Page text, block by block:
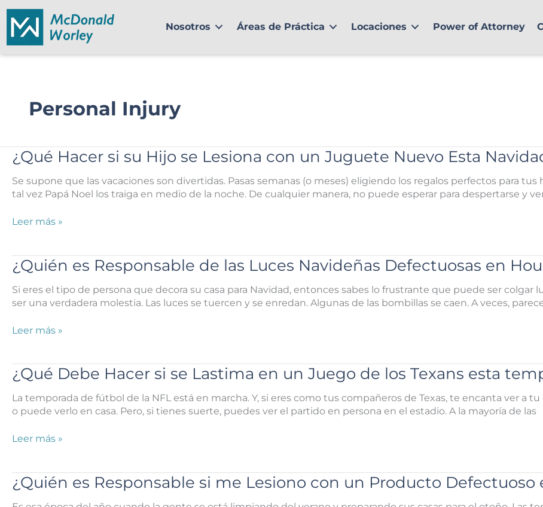
contenido
Nosotros Áreas de Práctica Locaciones Power of Attorney
Personal Injury
¿Qué Hacer si su Hijo se Lesiona con un Juguete Nuevo Esta
Se supone que las vacaciones son divertidas. Pasas semanas (o meses) eligiendo los regalos perfectos para
tal vez Papá Noel los traiga en medio de la noche. De cualquier manera, no puede esperar para despertarse y
¿Qué
su
Hijo
se
Lesiona
un
Esta
Navidad?
Leer más »
¿Quién es Responsable de las Luces Navideñas Defectuosas en
Si eres el tipo de persona que decora su casa para Navidad, entonces sabes lo frustrante que puede ser colgar
ser una verdadera molestia. Las luces se tuercen y se enredan. Algunas de las bombillas se caen. A veces,
¿Quién
de
las
Luces
Navideñas
en
Leer más »
¿Qué Debe Hacer si se Lastima en un Juego de los Texans esta
La temporada de fútbol de la NFL está en marcha. Y, si eres como tus compañeros de Texas, te encanta ver a
o puede verlo en casa. Pero, si tienes suerte, puedes ver el partido en persona en el estadio. A la mayoría de las
¿Qué
si
se
Lastima
Leer más »
¿Quién es Responsable si me Lesiono con un Producto Defectuoso